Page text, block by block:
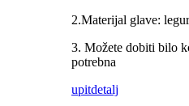
2.Materijal glave:
3. Možete dobiti bilo
potrebna
upitdetalj